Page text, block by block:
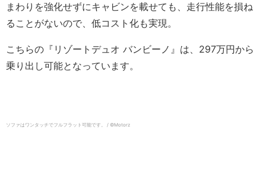
まわりを強化せずにキャビンを載せても、走行性能を損ね
ることがないので、低コスト化も実現。
こちらの『リゾートデュオ バンビーノ』は、297万円から
乗り出し可能となっています。
ソファはワンタッチでフルフラット可能です。 / ©︎Motorz